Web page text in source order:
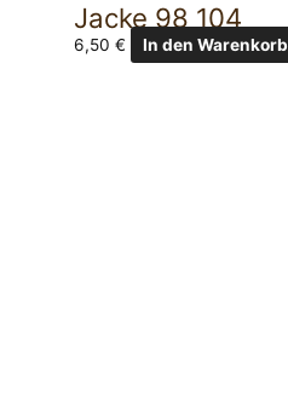
Jacke 98 104
6,50€ In den Warenkorb